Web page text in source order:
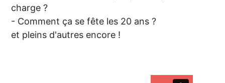
charge ?
- Comment ça se fête les 20 ans ?
et pleins d'autres encore !